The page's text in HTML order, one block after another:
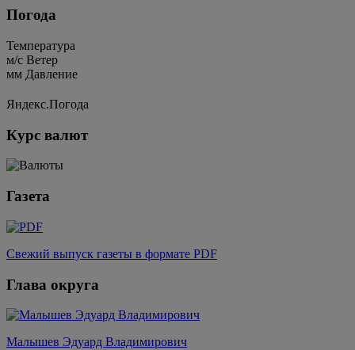
Погода
Температура
м/c Ветер
мм Давление
Яндекс.Погода
Курс валют
Газета
Свежий выпуск газеты в формате PDF
Глава округа
Малышев Эдуард Владимирович